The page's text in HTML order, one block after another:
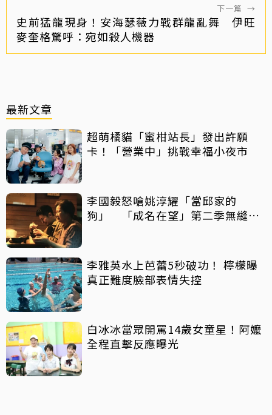
下一篇 →
史前猛龍現身！安海瑟薇力戰群龍亂舞 伊旺
麥奎格驚呼：宛如殺人機器
最新文章
超萌橘貓「蜜柑站長」發出許願
卡！「營業中」挑戰幸福小夜市
李國毅怒嗆姚淳耀「當邱家的
狗」 「成名在望」第二季無縫開
李雅英水上芭蕾5秒破功！ 檸檬曝
真正難度臉部表情失控
白冰冰當眾開罵14歲女童星！阿嬤
全程直擊反應曝光